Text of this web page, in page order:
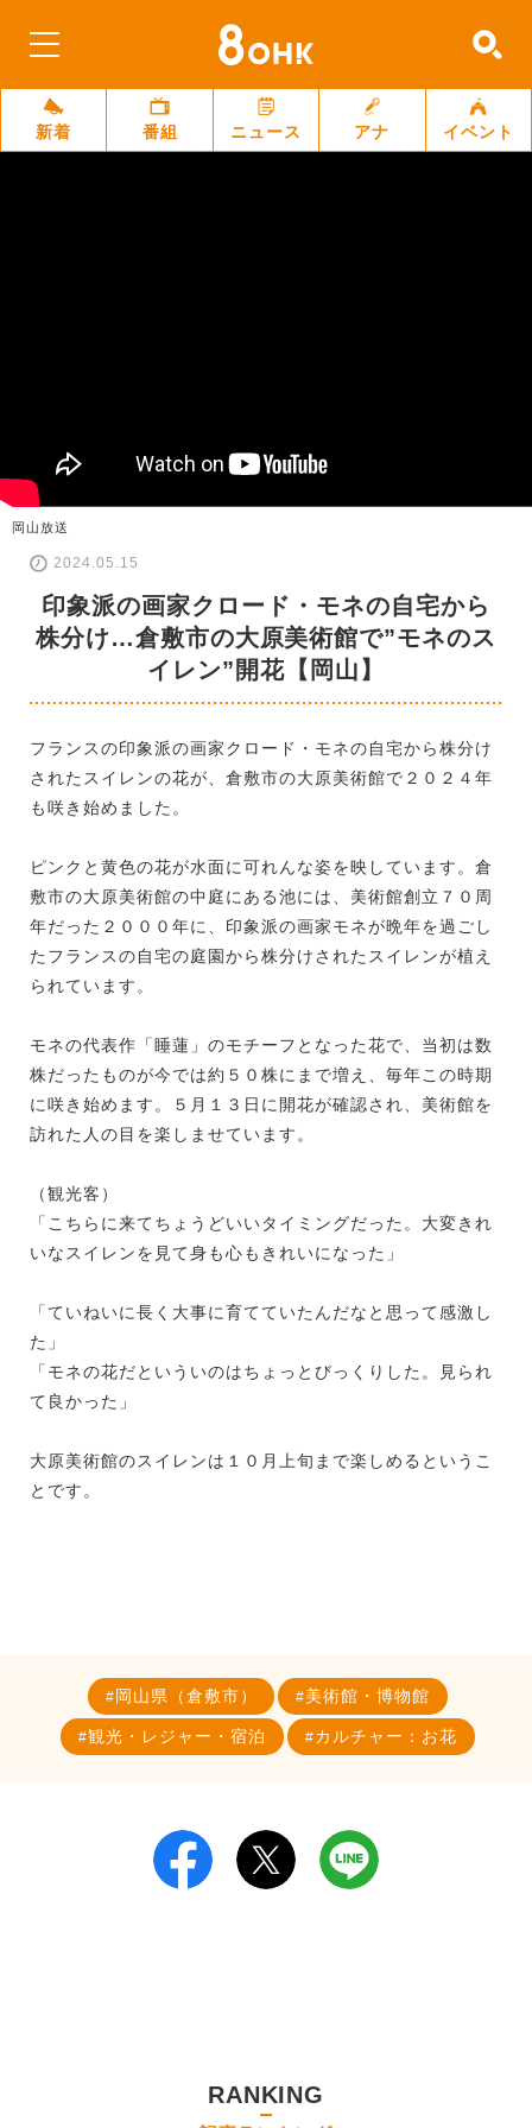
新着 番組 ニュース アナ イベント
岡山放送
2024.05.15
印象派の画家クロード・モネの自宅から
株分け…倉敷市の大原美術館で”モネのス
イレン”開花【岡山】
フランスの印象派の画家クロード・モネの自宅から株分け
されたスイレンの花が、倉敷市の大原美術館で２０２４年
も咲き始めました。
ピンクと黄色の花が水面に可れんな姿を映しています。倉
敷市の大原美術館の中庭にある池には、美術館創立７０周
年だった２０００年に、印象派の画家モネが晩年を過ごし
たフランスの自宅の庭園から株分けされたスイレンが植え
られています。
モネの代表作「睡蓮」のモチーフとなった花で、当初は数
株だったものが今では約５０株にまで増え、毎年この時期
に咲き始めます。５月１３日に開花が確認され、美術館を
訪れた人の目を楽しませています。
（観光客）
「こちらに来てちょうどいいタイミングだった。大変きれ
いなスイレンを見て身も心もきれいになった」
「ていねいに長く大事に育てていたんだなと思って感激し
た」
「モネの花だといういのはちょっとびっくりした。見られ
て良かった」
大原美術館のスイレンは１０月上旬まで楽しめるというこ
とです。
岡山県（倉敷市） 美術館・博物館
観光・レジャー・宿泊 カルチャー：お花
RANKING